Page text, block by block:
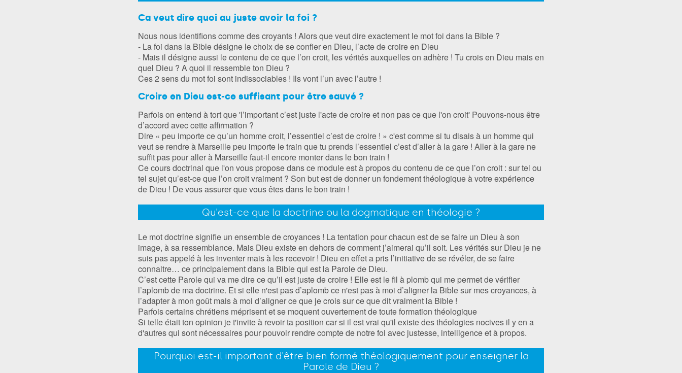
Ca veut dire quoi au juste avoir la foi ?
Nous nous identifions comme des croyants ! Alors que veut dire exactement le mot foi dans la Bible ?
- La foi dans la Bible désigne le choix de se confier en Dieu, l’acte de croire en Dieu
- Mais il désigne aussi le contenu de ce que l’on croit, les vérités auxquelles on adhère ! Tu crois en Dieu mais en
quel Dieu ? A quoi il ressemble ton Dieu ?
Ces 2 sens du mot foi sont indissociables ! Ils vont l’un avec l’autre !
Croire en Dieu est-ce suffisant pour être sauvé ?
Parfois on entend à tort que 'l’important c’est juste l'acte de croire et non pas ce que l'on croit' Pouvons-nous être
d’accord avec cette affirmation ?
Dire « peu importe ce qu’un homme croit, l’essentiel c’est de croire ! » c'est comme si tu disais à un homme qui
veut se rendre à Marseille peu importe le train que tu prends l’essentiel c’est d’aller à la gare ! Aller à la gare ne
suffit pas pour aller à Marseille faut-il encore monter dans le bon train !
Ce cours doctrinal que l'on vous propose dans ce module est à propos du contenu de ce que l’on croit : sur tel ou
tel sujet qu’est-ce que l’on croit vraiment ? Son but est de donner un fondement théologique à votre expérience
de Dieu ! De vous assurer que vous êtes dans le bon train !
Qu'est-ce que la doctrine ou la dogmatique en théologie ?
Le mot doctrine signifie un ensemble de croyances ! La tentation pour chacun est de se faire un Dieu à son
image, à sa ressemblance. Mais Dieu existe en dehors de comment j’aimerai qu’il soit. Les vérités sur Dieu je ne
suis pas appelé à les inventer mais à les recevoir ! Dieu en effet a pris l’initiative de se révéler, de se faire
connaitre… ce principalement dans la Bible qui est la Parole de Dieu.
C’est cette Parole qui va me dire ce qu’il est juste de croire ! Elle est le fil à plomb qui me permet de vérifier
l’aplomb de ma doctrine. Et si elle n'est pas d’aplomb ce n'est pas à moi d’aligner la Bible sur mes croyances, à
l’adapter à mon goût mais à moi d’aligner ce que je crois sur ce que dit vraiment la Bible !
Parfois certains chrétiens méprisent et se moquent ouvertement de toute formation théologique
Si telle était ton opinion je t'invite à revoir ta position car si il est vrai qu'il existe des théologies nocives il y en a
d'autres qui sont nécessaires pour pouvoir rendre compte de notre foi avec justesse, intelligence et à propos.
Pourquoi est-il important d'être bien formé théologiquement pour enseigner la
Parole de Dieu ?